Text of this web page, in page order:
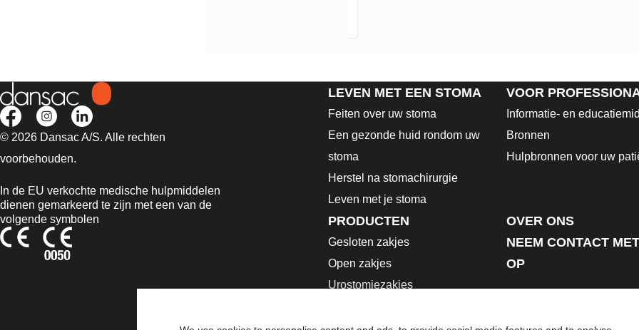
© 2026 Dansac A/S. Alle rechten
voorbehouden.
In de EU verkochte medische hulpmiddelen
dienen gemarkeerd te zijn met een van de
volgende symbolen
LEVEN MET EEN STOMA
Feiten over uw stoma
Een gezonde huid rondom uw
stoma
Herstel na stomachirurgie
Leven met je stoma
VOOR
Informatie- en
Bronnen
Hulpbronnen voor uw
PRODUCTEN
Gesloten zakjes
Open zakjes
Urostomiezakjes
OVER ONS
NEEM CONTACT
OP